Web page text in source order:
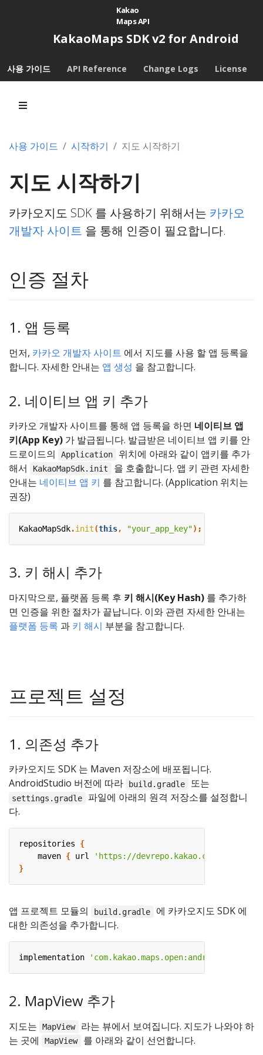
Kakao
Maps API
KakaoMaps SDK v2 for Android
사용 가이드 API Reference Change Logs License
사용 가이드 시작하기 지도 시작하기
지도 시작하기
카카오지도 SDK 를 사용하기 위해서는 카카오
개발자 사이트 을 통해 인증이 필요합니다.
인증 절차
1. 앱 등록
먼저, 카카오 개발자 사이트 에서 지도를 사용 할 앱 등록을
합니다. 자세한 안내는 앱 생성 을 참고합니다.
2. 네이티브 앱 키 추가
카카오 개발자 사이트를 통해 앱 등록을 하면 네이티브 앱
키(App Key) 가 발급됩니다. 발급받은 네이티브 앱 키를 안
드로이드의
Application
위치에 아래와 같이 앱키를 추가
해서
KakaoMapSdk.init
을 호출합니다. 앱 키 관련 자세한
안내는 네이티브 앱 키 를 참고합니다. (Application 위치는
권장)
KakaoMapSdk.init(this, "your_app_key");
3. 키 해시 추가
마지막으로, 플랫폼 등록 후 키 해시(Key Hash) 를 추가하
면 인증을 위한 절차가 끝납니다. 이와 관련 자세한 안내는
플랫폼 등록 과 키 해시 부분을 참고합니다.
프로젝트 설정
1. 의존성 추가
카카오지도 SDK 는 Maven 저장소에 배포됩니다.
AndroidStudio 버전에 따라
build.gradle 또는
settings.gradle
파일에 아래의 원격 저장소를 설정합니
다.
repositories
{
maven { url
'https://devrepo.kakao.com/nexus/
}
앱 프로젝트 모듈의 build.gradle
에 카카오지도 SDK 에
대한 의존성을 추가합니다.
implementation 'com.kakao.maps.open:android:2.14.1'
2. MapView 추가
지도는 MapView
라는 뷰에서 보여집니다. 지도가 나와야 하
는 곳에
MapView 를 아래와 같이 선언합니다.